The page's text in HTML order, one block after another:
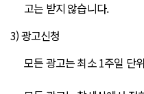
고는 받지 않습니다.
3) 광고신청
모든 광고는 최소 1주일 단